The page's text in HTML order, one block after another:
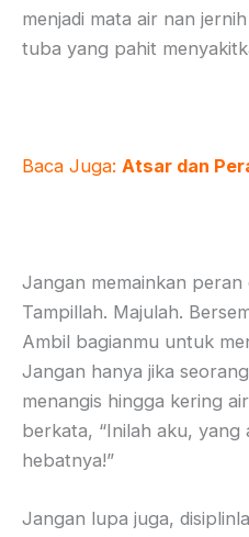
menjadi mata air nan
tuba yang pahit
Baca Juga: Atsar dan
Jangan memainkan
Tampillah. Majulah.
Ambil bagianmu untuk
Jangan hanya jika
menangis­ hingga kering
berkata, “Inilah aku,
hebatnya!”
Jangan lupa juga,